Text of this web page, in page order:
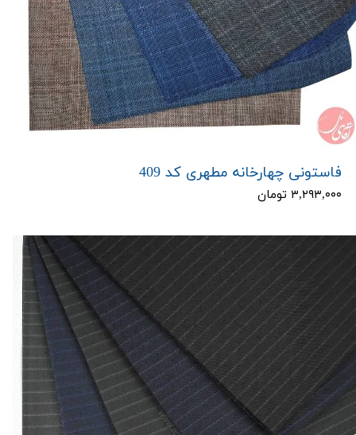
فاستونی چهارخانه مطهری کد 409
۳,۲۹۳,۰۰۰ تومان